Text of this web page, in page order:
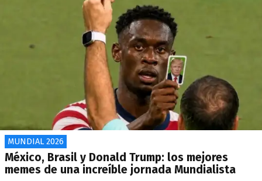
MUNDIAL 2026
México, Brasil y Donald Trump: los mejores
memes de una increíble jornada Mundialista